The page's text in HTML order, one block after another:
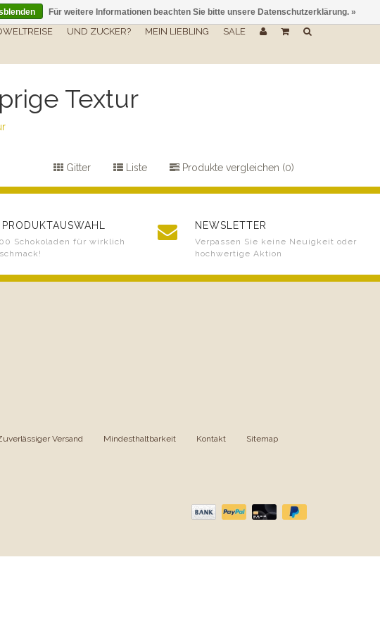
UND ZUCKER? MEIN LIEBLING SALE
Textur
Gitter Liste Produkte vergleichen (0)
PRODUKTAUSWAHL
Schokoladen für wirklich
NEWSLETTER
Verpassen Sie keine Neuigkeit oder
hochwertige Aktion
Versand Mindesthaltbarkeit Kontakt Sitemap
Für weitere Informationen beachten Sie bitte unsere Datenschutzerklärung. »